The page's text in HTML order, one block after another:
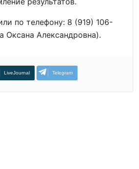
по телефону: 8 (919) 106-
Александровна).
LiveJournal Telegram